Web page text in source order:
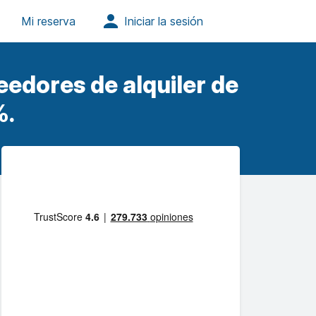
de alquiler de